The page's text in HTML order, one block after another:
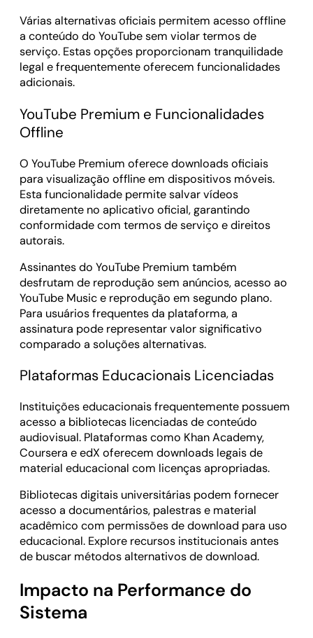
Várias alternativas oficiais permitem acesso offline
a conteúdo do YouTube sem violar termos de
serviço. Estas opções proporcionam tranquilidade
legal e frequentemente oferecem funcionalidades
adicionais.
YouTube Premium e Funcionalidades
Offline
O YouTube Premium oferece downloads oficiais
para visualização offline em dispositivos móveis.
Esta funcionalidade permite salvar vídeos
diretamente no aplicativo oficial, garantindo
conformidade com termos de serviço e direitos
autorais.
Assinantes do YouTube Premium também
desfrutam de reprodução sem anúncios, acesso ao
YouTube Music e reprodução em segundo plano.
Para usuários frequentes da plataforma, a
assinatura pode representar valor significativo
comparado a soluções alternativas.
Plataformas Educacionais Licenciadas
Instituições educacionais frequentemente possuem
acesso a bibliotecas licenciadas de conteúdo
audiovisual. Plataformas como Khan Academy,
Coursera e edX oferecem downloads legais de
material educacional com licenças apropriadas.
Bibliotecas digitais universitárias podem fornecer
acesso a documentários, palestras e material
acadêmico com permissões de download para uso
educacional. Explore recursos institucionais antes
de buscar métodos alternativos de download.
Impacto na Performance do
Sistema